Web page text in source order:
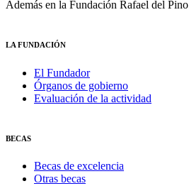
Además en la Fundación Rafael del Pino
LA FUNDACIÓN
El Fundador
Órganos de gobierno
Evaluación de la actividad
BECAS
Becas de excelencia
Otras becas